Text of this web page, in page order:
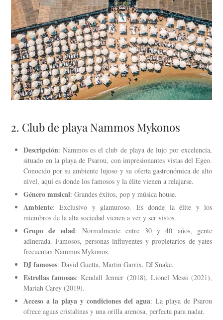
2. Club de playa Nammos Mykonos
Descripción: Nammos es el club de playa de lujo por excelencia,
situado en la playa de Psarou, con impresionantes vistas del Egeo.
Conocido por su ambiente lujoso y su oferta gastronómica de alto
nivel, aquí es donde los famosos y la élite vienen a relajarse.
Género musical: Grandes éxitos, pop y música house.
Ambiente: Exclusivo y glamuroso. Es donde la élite y los
miembros de la alta sociedad vienen a ver y ser vistos.
Grupo de edad: Normalmente entre 30 y 40 años, gente
adinerada. Famosos, personas influyentes y propietarios de yates
frecuentan Nammos Mykonos.
DJ famosos: David Guetta, Martin Garrix, DJ Snake.
Estrellas famosas: Kendall Jenner (2018), Lionel Messi (2021),
Mariah Carey (2019).
Acceso a la playa y condiciones del agua: La playa de Psarou
ofrece aguas cristalinas y una orilla arenosa, perfecta para nadar.